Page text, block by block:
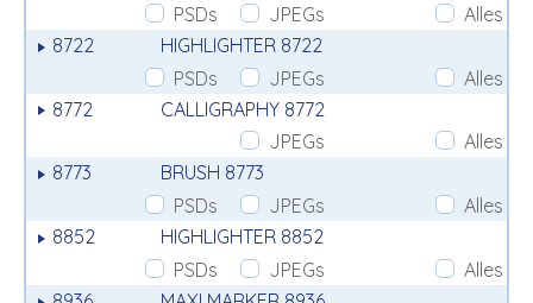
PSDs
JPEGs
Alles
8722
HIGHLIGHTER 8722
PSDs
JPEGs
Alles
8772
CALLIGRAPHY 8772
JPEGs
Alles
8773
BRUSH 8773
PSDs
JPEGs
Alles
8852
HIGHLIGHTER 8852
PSDs
JPEGs
Alles